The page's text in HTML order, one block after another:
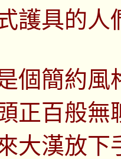
護具的
個簡約
正百般無
大漢放下